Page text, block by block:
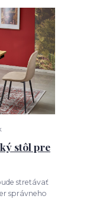
stôl pre
stretávať
správneho